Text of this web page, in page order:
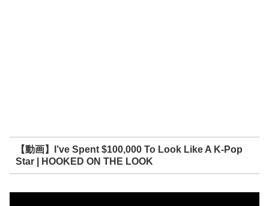
【動画】I’ve Spent $100,000 To Look Like A K-Pop
Star | HOOKED ON THE LOOK